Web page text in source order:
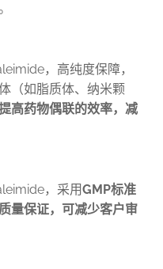
，高纯度保障，
（如脂质体、纳米颗
高药物偶联的效率，减
，采用GMP标准
量保证，可减少客户审